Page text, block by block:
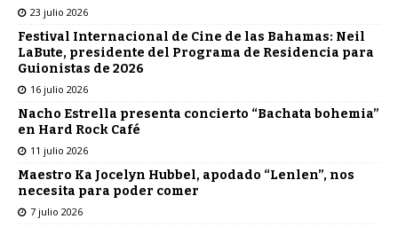
23 julio 2026
Festival Internacional de Cine de las Bahamas: Neil
LaBute, presidente del Programa de Residencia para
Guionistas de 2026
16 julio 2026
Nacho Estrella presenta concierto “Bachata bohemia”
en Hard Rock Café
11 julio 2026
Maestro Ka Jocelyn Hubbel, apodado “Lenlen”, nos
necesita para poder comer
7 julio 2026